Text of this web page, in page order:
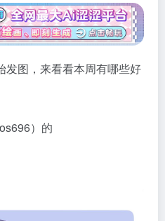
发图，来看看本周有哪些好
）的